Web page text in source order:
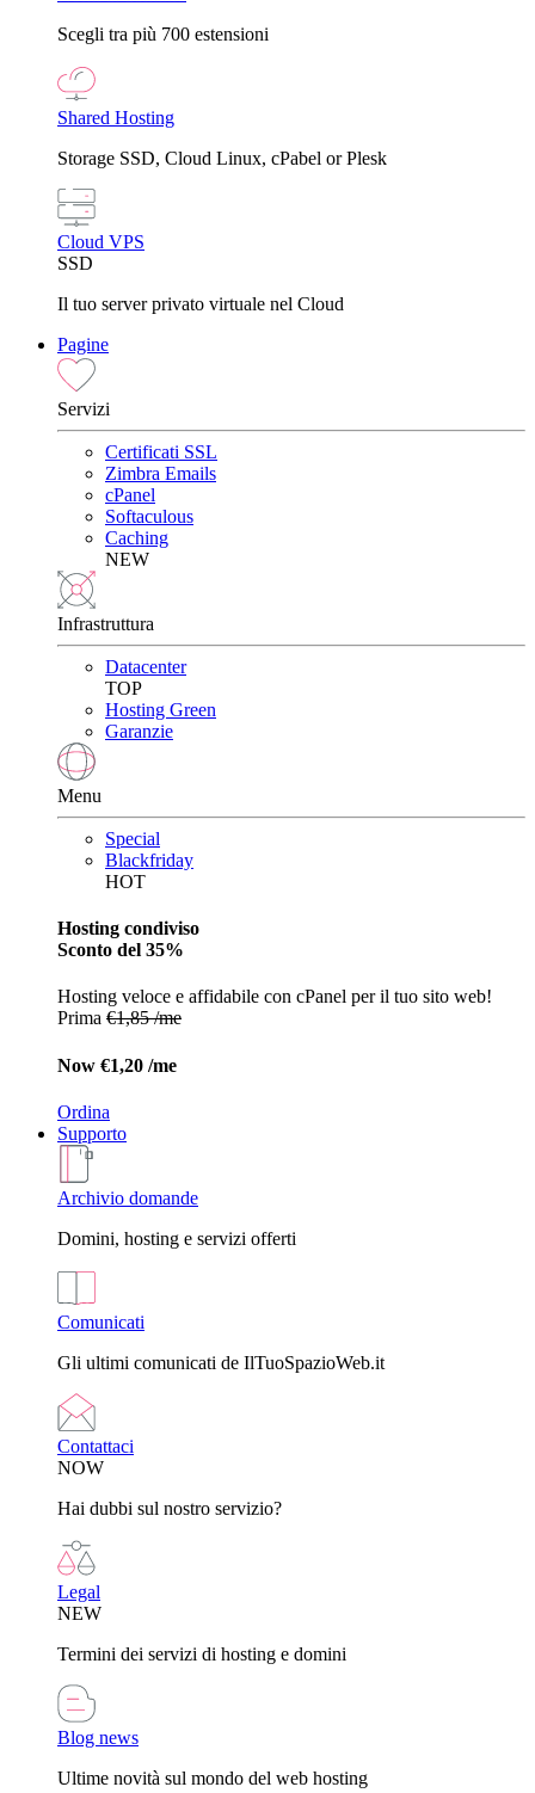
Scegli tra più 700 estensioni
Shared Hosting
Storage SSD, Cloud Linux, cPabel or Plesk
Cloud VPS
SSD
Il tuo server privato virtuale nel Cloud
Pagine
Servizi
Certificati SSL
Zimbra Emails
cPanel
Softaculous
Caching
NEW
Infrastruttura
Datacenter
TOP
Hosting Green
Garanzie
Menu
Special
Blackfriday
HOT
Hosting condiviso
Sconto del 35%
Hosting veloce e affidabile con cPanel per il tuo sito web!
Prima €1,85 /me
Now €1,20 /me
Ordina
Supporto
Archivio domande
Domini, hosting e servizi offerti
Comunicati
Gli ultimi comunicati de IlTuoSpazioWeb.it
Contattaci
NOW
Hai dubbi sul nostro servizio?
Legal
NEW
Termini dei servizi di hosting e domini
Blog news
Ultime novità sul mondo del web hosting